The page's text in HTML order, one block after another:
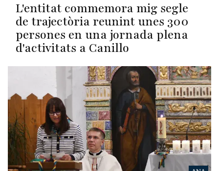
L'entitat commemora mig segle
de trajectòria reunint unes 300
persones en una jornada plena
d'activitats a Canillo